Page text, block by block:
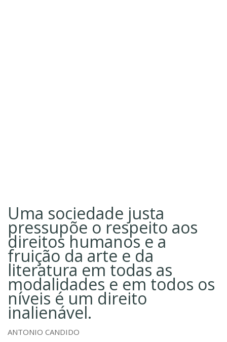
Uma sociedade justa
pressupõe o respeito aos
direitos humanos e a
fruição da arte e da
literatura em todas as
modalidades e em todos os
níveis é um direito
inalienável.
ANTONIO CANDIDO